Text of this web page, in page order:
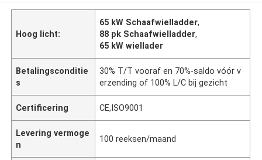
Hoog licht:
65 kW Schaafwielladder,
88 pk Schaafwielladder,
65 kW wiellader
Betalingsconditie
s
30% T/T vooraf en 70%-saldo vóór v
erzending of 100% L/C bij gezicht
Certificering CE,ISO9001
Levering vermoge
n
100 reeksen/maand